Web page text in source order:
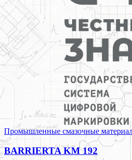
Промышленные смазочные
BARRIERTA KM 192